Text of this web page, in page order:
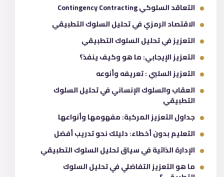
التعاقد السلوكي Contingency Contracting
الاقتصاد الرمزي في تحليل السلوك التطبيقي
التعزيز في تحليل السلوك التطبيقي
التعزيز الإيجابي: ما هو وكيف ينفذ؟
التعزيز السلبي : تعريفه وأنوعه
العقاب والسلوك الإنساني في تحليل السلوك
التطبيقي
جداول التعزيز المركبة: مفهومها وأنواعها
التعليم بدون أخطاء: دليلك نحو تدريب أفضل
الإدارة الذاتية في سياق تحليل السلوك التطبيقي
ما هو التعزيز التفاضلي في تحليل السلوك